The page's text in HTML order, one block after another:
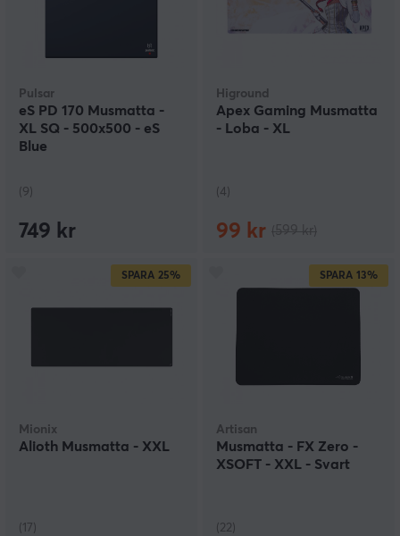
Pulsar
eS PD 170 Musmatta -
XL SQ - 500x500 - eS
Blue
(9)
749 kr
Higround
Apex Gaming Musmatta
- Loba - XL
(4)
99 kr
SPARA 25%
Mionix
Alioth Musmatta - XXL
(17)
SPARA 13%
Artisan
Musmatta - FX Zero -
XSOFT - XXL - Svart
(22)